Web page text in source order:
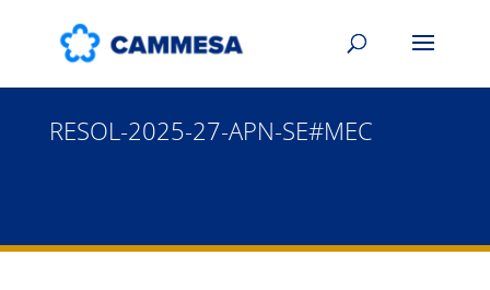
RESOL-2025-27-APN-SE#MEC